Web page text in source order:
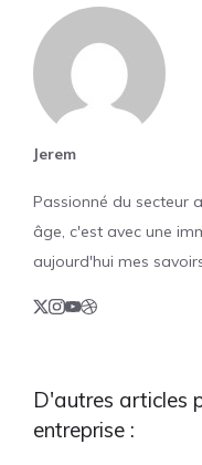
Jerem
Passionné du secteur
âge, c'est avec une
aujourd'hui mes
D'autres articles
entreprise :